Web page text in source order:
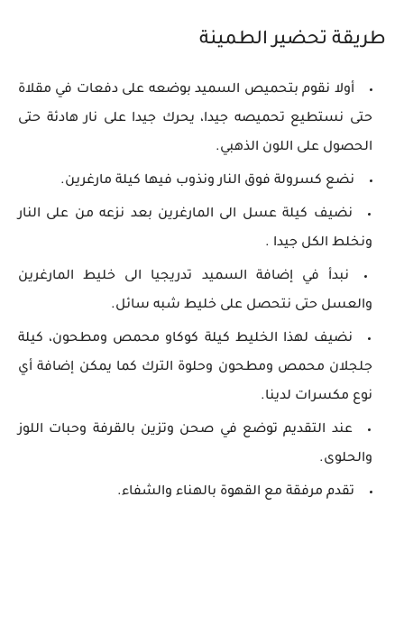
طريقة تحضير الطمينة
أولا نقوم بتحميص السميد بوضعه على دفعات في مقلاة
حتى نستطيع تحميصه جيدا، يحرك جيدا على نار هادئة حتى
الحصول على اللون الذهبي.
نضع كسرولة فوق النار ونذوب فيها كيلة مارغرين.
نضيف كيلة عسل الى المارغرين بعد نزعه من على النار
ونخلط الكل جيدا .
نبدأ في إضافة السميد تدريجيا الى خليط المارغرين
والعسل حتى نتحصل على خليط شبه سائل.
نضيف لهذا الخليط كيلة كوكاو محمص ومطحون، كيلة
جلجلان محمص ومطحون وحلوة الترك كما يمكن إضافة أي
نوع مكسرات لدينا.
عند التقديم توضع في صحن وتزين بالقرفة وحبات اللوز
والحلوى.
تقدم مرفقة مع القهوة بالهناء والشفاء.